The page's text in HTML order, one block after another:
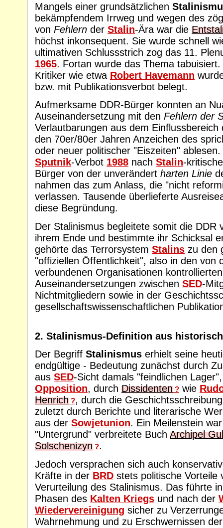
Mangels einer grundsätzlichen
bekämpfendem Irrweg und wegen des
von Fehlern der Stalin-Ära war die
höchst inkonsequent. Sie wurde schnell
ultimativen Schlussstrich zog das 11.
1965. Fortan wurde das Thema
Kritiker wie etwa Robert Havemann
bzw. mit Publikationsverbot belegt.
Aufmerksame DDR-Bürger konnten an
Auseinandersetzung mit den Fehlern der
Verlautbarungen aus dem
den 70er/80er Jahren Anzeichen des
oder neuer politischer "Eiszeiten"
Sputnik-Verbot 1988 nach Stalin-
Bürger von der unverändert harten Linie
nahmen das zum Anlass, die "nicht
verlassen. Tausende überlieferte
diese Begründung.
Der Stalinismus begleitete somit die DDR
ihrem Ende und bestimmte ihr Schicksal
gehörte das Terrorsystem Stalins zu den
"offiziellen Öffentlichkeit", also in den von
verbundenen Organisationen
Auseinandersetzungen zwischen SED-
Nichtmitgliedern sowie in der
gesellschaftswissenschaftlichen
2. Stalinismus-Definition aus
Der Begriff Stalinismus erhielt seine
endgültige - Bedeutung zunächst durch
aus SED-Sicht damals "feindlichen
Opposition, durch Dissidenten ? wie
Henrich ?, durch die
zuletzt durch Berichte und literarische
aus der Sowjetunion. Ein Meilenstein
"Untergrund" verbreitete Buch Archipel
Solschenizyn ?.
Jedoch versprachen sich auch
Kräfte in der BRD stets politische Vorteile
Verurteilung des Stalinismus. Das führte
Phasen des Kalten Kriegs und nach der
Wiedervereinigung sicher zu
Wahrnehmung und zu Erschwernissen